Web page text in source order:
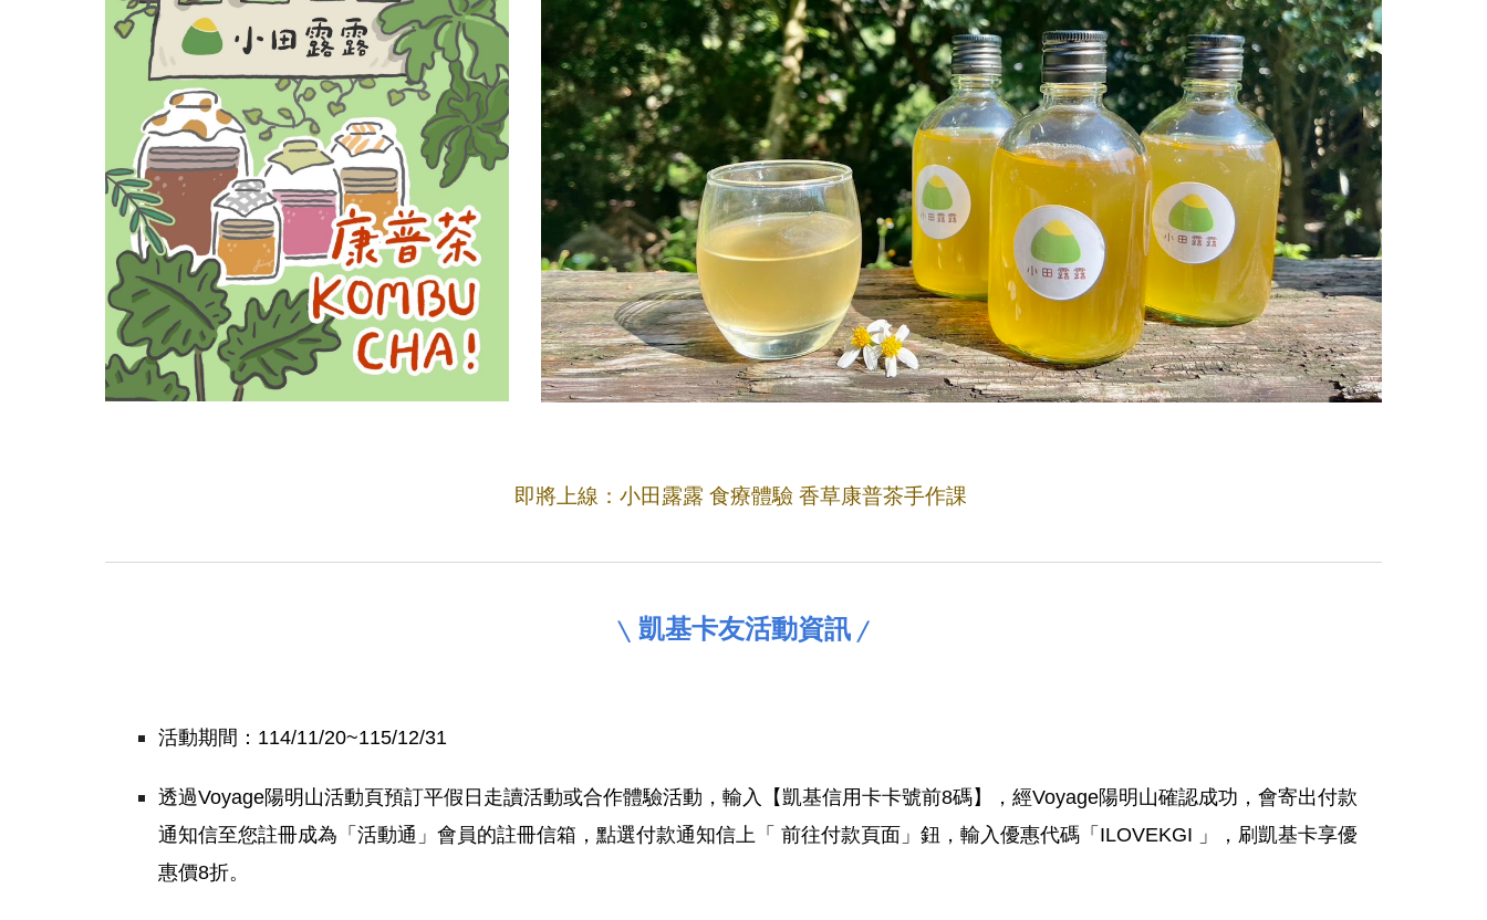
即將上線：小田露露 食療體驗 香草康普茶手作課
╲ 凱基卡友活動資訊 ╱
活動期間：114/11/20~115/12/31
透過Voyage陽明山活動頁預訂平假日走讀活動或合作體驗活動，輸入【凱基信用卡卡號前8碼】，經Voyage陽明山確認成功，會寄出付款
通知信至您註冊成為「活動通」會員的註冊信箱，點選付款通知信上「 前往付款頁面」鈕，輸入優惠代碼「ILOVEKGI 」，刷凱基卡享優
惠價8折。